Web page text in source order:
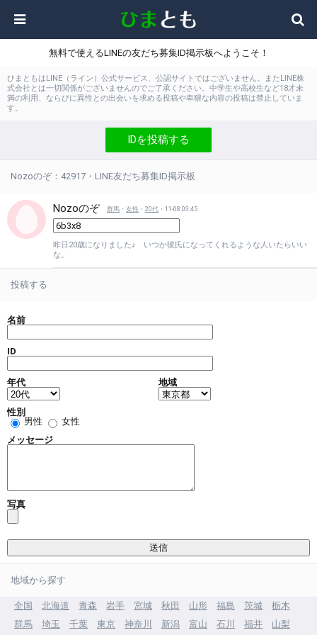
無料で使えるLINEの友だち募集ID掲示板へようこそ！
ひまともはLINE（ライン）公式サービス、公認サイトではございません。またLINE株
式会社とは一切関係がございませんのでご了承ください。中学生や高校生など18才未
満の利用、ならびに異性との出会いを求める投稿や卑猥な内容の投稿は禁止していま
す。
IDを投稿する
Nozoのぞ：42917・LINE友だち募集ID掲示板
Nozoのぞ 群馬 ・ 女性 ・ 20代 ・11-08 03:45
昨日20歳になりました♪ いつか彼氏になってくれるような人いたらいい
な。
投稿する
名前
ID
年代 地域
性別
男性
女性
メッセージ
写真
地域から探す
全国 北海道 青森 岩手 宮城 秋田 山形 福島 茨城
栃木
群馬
埼玉 千葉 東京 神奈川 新潟 富山 石川 福井 山梨